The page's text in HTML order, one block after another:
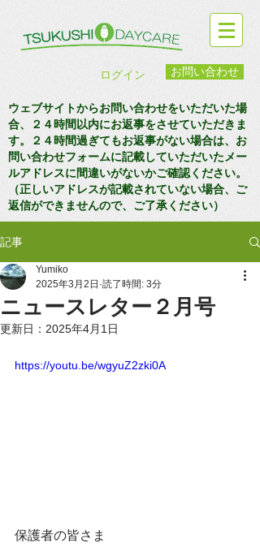
お問い合わせ
ログイン
ウェブサイトからお問い合わせをいただいた場
合、２４時間以内にお返事をさせていただきま
す。２４時間過ぎてもお返事がない場合は、お
問い合わせフォームに記載していただいたメー
ルアドレスに間違いがないかご確認ください。
（正しいアドレスが記載されていない場合、ご
返信ができませんので、ご了承ください）
記事
ニュースレター２月号
Yumiko
2025年3月2日 読了時間: 3分
更新日： 2025年4月1日
https://youtu.be/wgyuZ2zki0A
保護者の皆さま